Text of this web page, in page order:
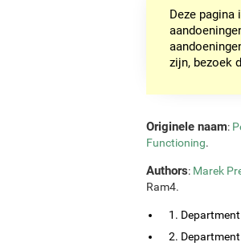
Deze
zijn, bezoek
Originele naam:
Functioning.
Authors: Marek
Ram4.
1.
2.